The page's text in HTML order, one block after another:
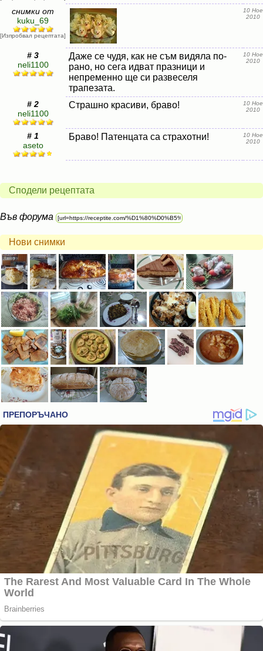
снимки от
kuku_69
[Изпробвал рецептата]
10 Ное
2010
# 3
neli1100
Даже се чудя, как не съм видяла по-
рано, но сега идват празници и
непременно ще си развеселя
трапезата.
10 Ное
2010
# 2
neli1100
Страшно красиви, браво!
10 Ное
2010
# 1
aseto
Браво! Патенцата са страхотни!
10 Ное
2010
Сподели рецептата
Във форума
Нови снимки